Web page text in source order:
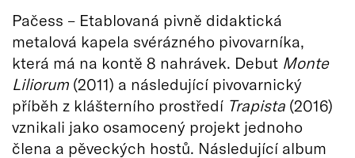
Pačess – Etablovaná pivně didaktická
metalová kapela svérázného pivovarníka,
která má na kontě 8 nahrávek. Debut Monte
Liliorum (2011) a následující pivovarnický
příběh z klášterního prostředí Trapista (2016)
vznikali jako osamocený projekt jednoho
člena a pěveckých hostů. Následující album